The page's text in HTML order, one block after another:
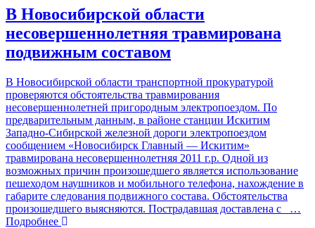
В Новосибирской области
несовершеннолетняя травмирована
подвижным составом
В Новосибирской области транспортной прокуратурой
проверяются обстоятельства травмирования
несовершеннолетней пригородным электропоездом. По
предварительным данным, в районе станции Искитим
Западно-Сибирской железной дороги электропоездом
сообщением «Новосибирск Главный — Искитим»
травмирована несовершеннолетняя 2011 г.р. Одной из
возможных причин произошедшего является использование
пешеходом наушников и мобильного телефона, нахождение в
габарите следования подвижного состава. Обстоятельства
произошедшего выясняются. Пострадавшая доставлена с
…
Подробнее